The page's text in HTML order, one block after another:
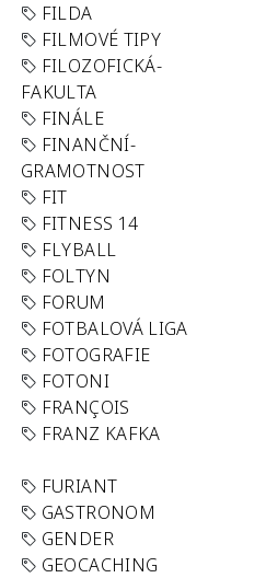
FILDA
FILMOVÉ TIPY
FILOZOFICKÁ-
FAKULTA
FINÁLE
FINANČNÍ-
GRAMOTNOST
FIT
FITNESS 14
FLYBALL
FOLTYN
FORUM
FOTBALOVÁ LIGA
FOTOGRAFIE
FOTONI
FRANÇOIS
FRANZ KAFKA
FURIANT
GASTRONOM
GENDER
GEOCACHING